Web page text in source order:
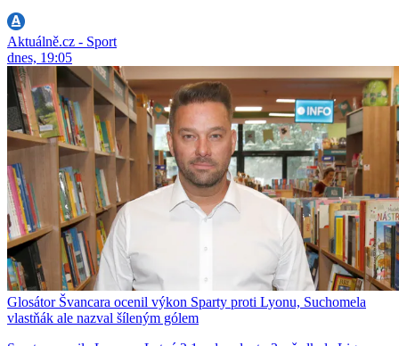
Aktuálně.cz - Sport
dnes, 19:05
Glosátor Švancara ocenil výkon Sparty proti Lyonu, Suchomela
vlastňák ale nazval šíleným gólem